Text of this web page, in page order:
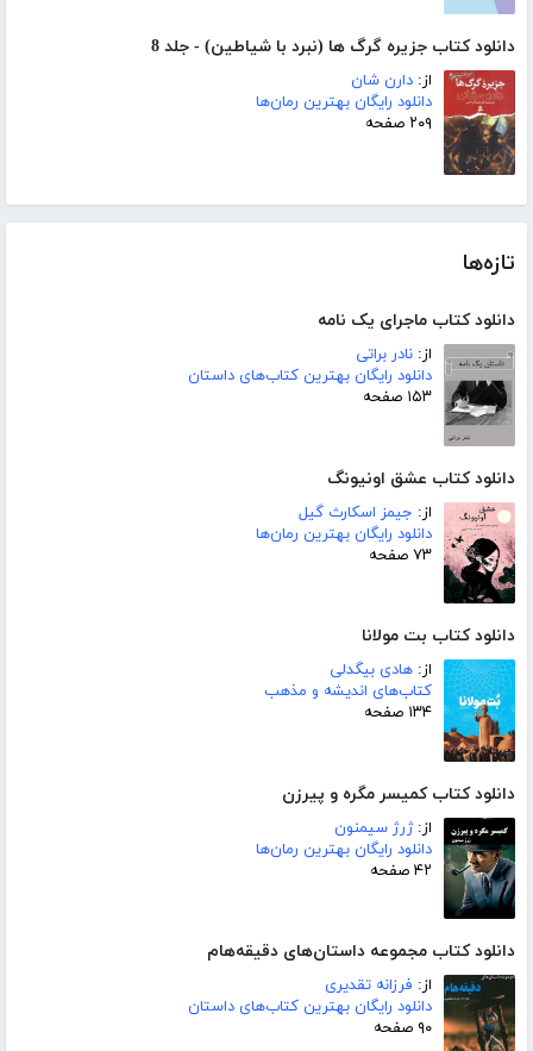
دانلود کتاب جزیره گرگ ها (نبرد با شیاطین) - جلد 8
از: دارن شان
دانلود رایگان بهترین رمان‌ها
۲۰۹ صفحه
تازه‌ها
دانلود کتاب ماجرای یک نامه
از: نادر براتی
دانلود رایگان بهترین کتاب‌های داستان
۱۵۳ صفحه
دانلود کتاب عشق اونیونگ
از: جیمز اسکارث گیل
دانلود رایگان بهترین رمان‌ها
۷۳ صفحه
دانلود کتاب بت مولانا
از: هادی بیگدلی
کتاب‌های اندیشه و مذهب
۱۳۴ صفحه
دانلود کتاب کمیسر مگره و پیرزن
از:ژرژ سیمنون
دانلود رایگان بهترین رمان‌ها
۴۲ صفحه
دانلود کتاب مجموعه داستان‌های دقیقه‌هام
از: فرزانه تقدیری
دانلود رایگان بهترین کتاب‌های داستان
۹۰ صفحه